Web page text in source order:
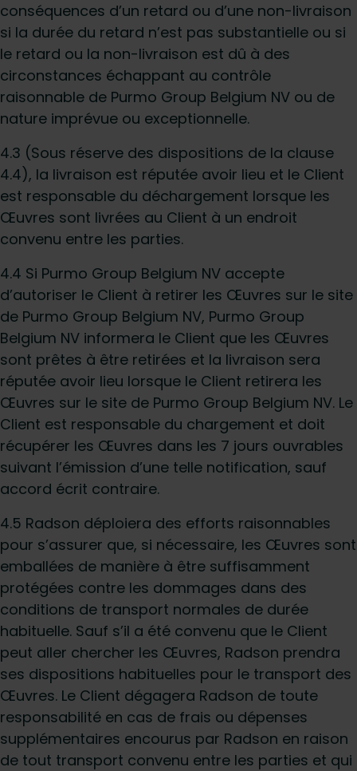
conséquences d’un retard ou d’une non-livraison
si la durée du retard n’est pas substantielle ou si
le retard ou la non-livraison est dû à des
circonstances échappant au contrôle
raisonnable de Purmo Group Belgium NV ou de
nature imprévue ou exceptionnelle.
4.3 (Sous réserve des dispositions de la clause
4.4), la livraison est réputée avoir lieu et le Client
est responsable du déchargement lorsque les
Œuvres sont livrées au Client à un endroit
convenu entre les parties.
4.4 Si Purmo Group Belgium NV accepte
d’autoriser le Client à retirer les Œuvres sur le site
de Purmo Group Belgium NV, Purmo Group
Belgium NV informera le Client que les Œuvres
sont prêtes à être retirées et la livraison sera
réputée avoir lieu lorsque le Client retirera les
Œuvres sur le site de Purmo Group Belgium NV. Le
Client est responsable du chargement et doit
récupérer les Œuvres dans les 7 jours ouvrables
suivant l’émission d’une telle notification, sauf
accord écrit contraire.
4.5 Radson déploiera des efforts raisonnables
pour s’assurer que, si nécessaire, les Œuvres sont
emballées de manière à être suffisamment
protégées contre les dommages dans des
conditions de transport normales de durée
habituelle. Sauf s’il a été convenu que le Client
peut aller chercher les Œuvres, Radson prendra
ses dispositions habituelles pour le transport des
Œuvres. Le Client dégagera Radson de toute
responsabilité en cas de frais ou dépenses
supplémentaires encourus par Radson en raison
de tout transport convenu entre les parties et qui